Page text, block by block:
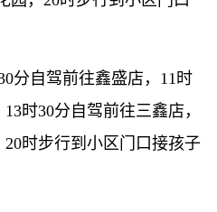
自驾前往鑫盛店，11时
时30分自驾前往三鑫店，
时步行到小区门口接孩子